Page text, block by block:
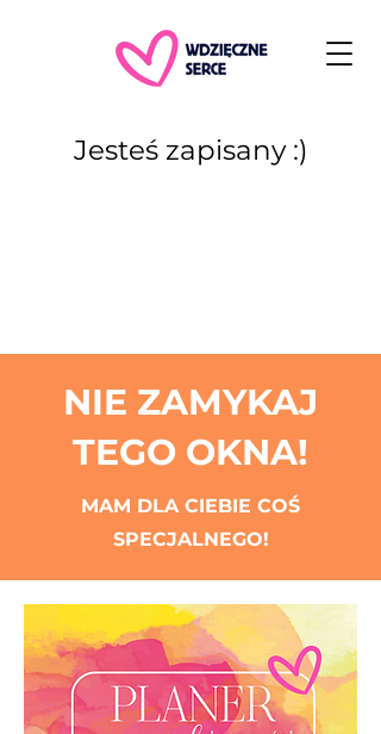
Jesteś zapisany :)
NIE ZAMYKAJ
TEGO OKNA!
MAM DLA CIEBIE COŚ
SPECJALNEGO!